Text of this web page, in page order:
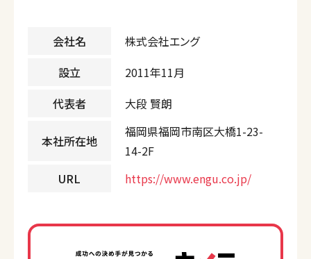
会社名
株式会社エング
設立
2011年11月
代表者
大段 賢朗
本社所在地
福岡県福岡市南区大橋1-23-
14-2F
URL
https://www.engu.co.jp/